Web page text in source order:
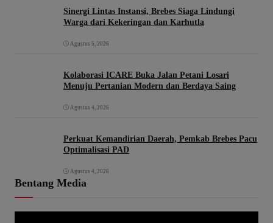
Sinergi Lintas Instansi, Brebes Siaga Lindungi
Warga dari Kekeringan dan Karhutla
Agustus 5, 2026
Kolaborasi ICARE Buka Jalan Petani Losari
Menuju Pertanian Modern dan Berdaya Saing
Agustus 4, 2026
Perkuat Kemandirian Daerah, Pemkab Brebes Pacu
Optimalisasi PAD
Agustus 4, 2026
Bentang Media